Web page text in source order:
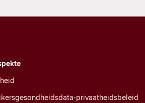
privaatheidsbeleid